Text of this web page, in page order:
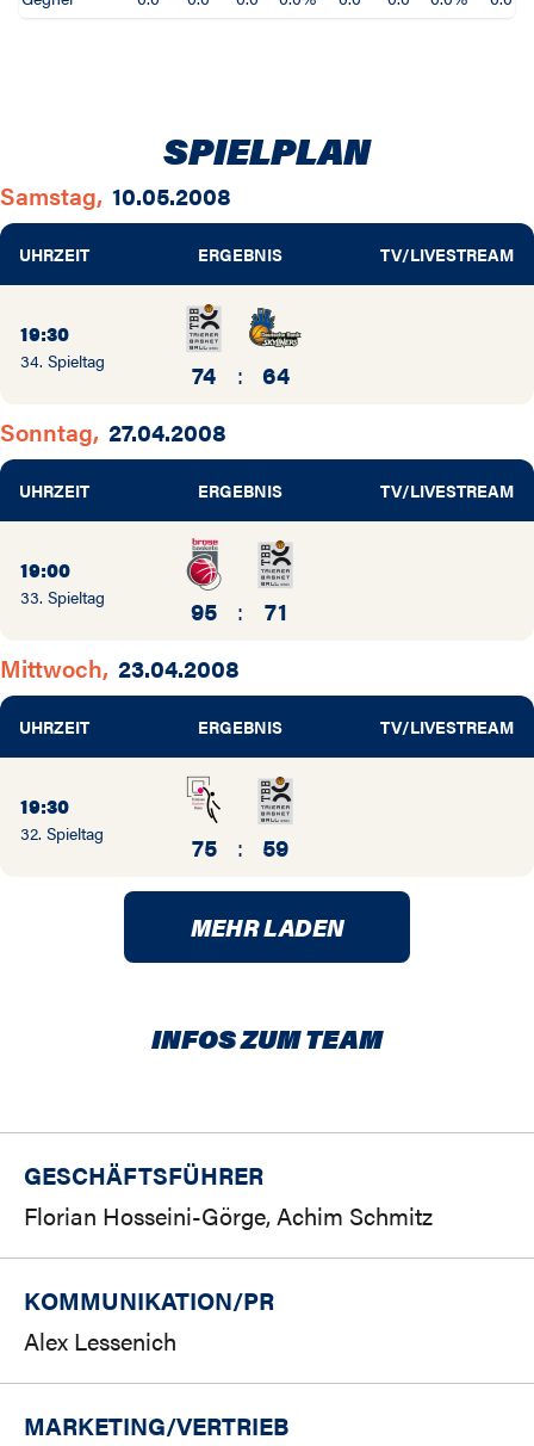
SPIELPLAN
Samstag, 10.05.2008
UHRZEIT ERGEBNIS TV/LIVESTREAM
19:30
34. Spieltag 74 : 64
Sonntag, 27.04.2008
UHRZEIT ERGEBNIS TV/LIVESTREAM
19:00
33. Spieltag 95 :
71
Mittwoch, 23.04.2008
UHRZEIT ERGEBNIS TV/LIVESTREAM
19:30
32. Spieltag 75 : 59
MEHR LADEN
INFOS ZUM TEAM
GESCHÄFTSFÜHRER
Florian Hosseini-Görge, Achim Schmitz
KOMMUNIKATION/PR
Alex Lessenich
MARKETING/VERTRIEB